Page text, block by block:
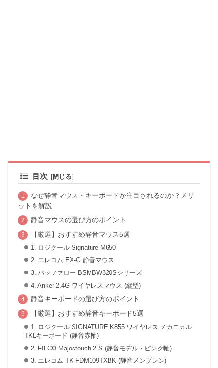
目次
なぜ静音マウス・キーボードが注目されるのか？メリ
ットを解説
静音マウスの選び方のポイント
【厳選】おすすめ静音マウス5選
1. ロジクール Signature M650
2. エレコム EX-G 静音マウス
3. バッファロー BSMBW320Sシリーズ
4. Anker 2.4G ワイヤレスマウス (縦型)
静音キーボードの選び方のポイント
【厳選】おすすめ静音キーボード5選
1. ロジクール SIGNATURE K855 ワイヤレス メカニカル
TKLキーボード (静音赤軸)
2. FILCO Majestouch 2 S (静音モデル・ピンク軸)
3. エレコム TK-FDM109TXBK (静音メンブレン)